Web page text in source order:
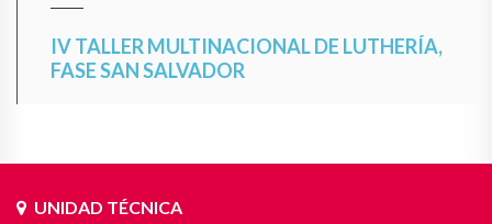
IV TALLER MULTINACIONAL DE LUTHERÍA,
FASE SAN SALVADOR
UNIDAD TÉCNICA